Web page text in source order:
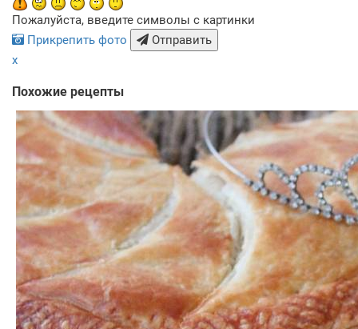
Пожалуйста, введите символы с картинки
Прикрепить фото
Отправить
x
Похожие рецепты